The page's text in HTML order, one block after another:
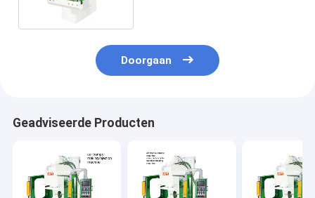
Doorgaan
Geadviseerde Producten